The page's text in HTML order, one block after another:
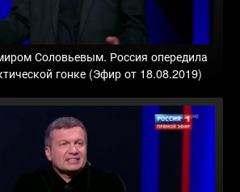
Соловьевым. Россия опередила
гонке (Эфир от 18.08.2019)